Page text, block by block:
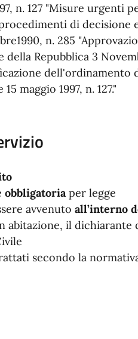
n. 127 "Misure
di decisione
n. 285
della Repubblica 3
maggio 1997, n. 127."
obbligatoriaper legge
avvenuto all’interno
abitazione, il dichiarante
secondo la